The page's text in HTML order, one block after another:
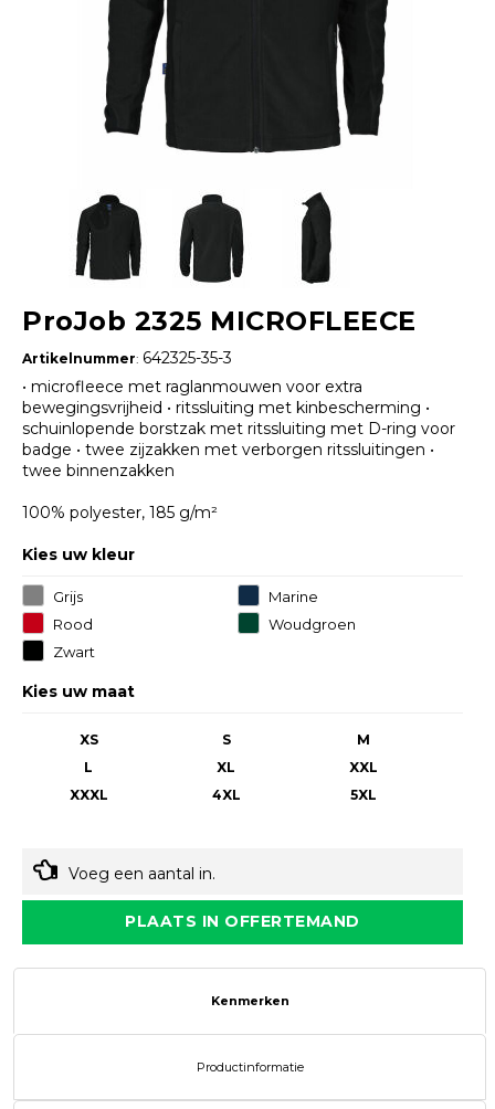
ProJob 2325 MICROFLEECE
Artikelnummer: 642325-35-3
• microfleece met raglanmouwen voor extra
bewegingsvrijheid • ritssluiting met kinbescherming •
schuinlopende borstzak met ritssluiting met D-ring voor
badge • twee zijzakken met verborgen ritssluitingen •
twee binnenzakken
100% polyester, 185 g/m²
Kies uw kleur
Grijs
Marine
Rood
Woudgroen
Zwart
Kies uw maat
XS S
M
L
XL
XXL
XXXL
4XL 5XL
Voeg een aantal in.
PLAATS IN OFFERTEMAND
Kenmerken
Productinformatie